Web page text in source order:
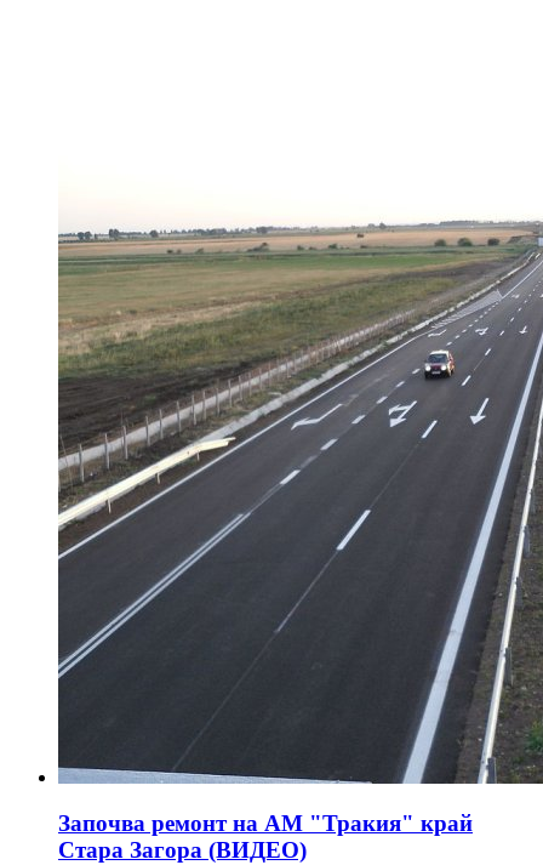
Започва ремонт на АМ "Тракия" край
Стара Загора (ВИДЕО)